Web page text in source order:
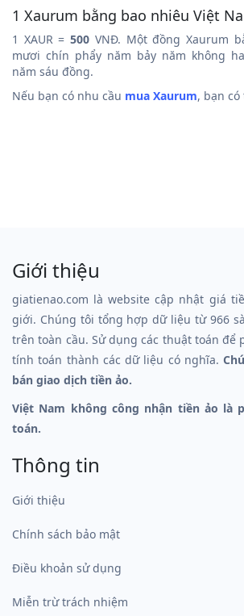
1 Xaurum bằng bao nhiêu Việt
1 XAUR =500 VNĐ. Một đồng Xaurum
mươi chín phẩy năm bảy năm không
năm sáu đồng.
Nếu bạn có nhu cầu mua Xaurum, bạn
Giới thiệu
giatienao.com là website cập nhật giá
giới. Chúng tôi tổng hợp dữ liệu từ 966
trên toàn cầu. Sử dụng các thuật toán để
tính toán thành các dữ liệu có nghĩa.
bán giao dịch tiền ảo.
Việt Nam không công nhận tiền ảo là
toán.
Thông tin
Giới thiệu
Chính sách bảo mật
Điều khoản sử dụng
Miễn trừ trách nhiệm